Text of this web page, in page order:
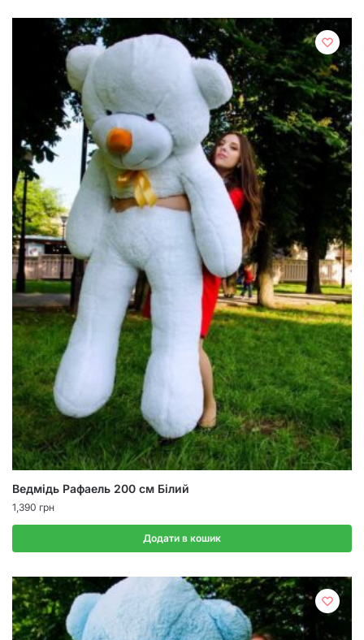
Ведмідь Рафаель 200 см Білий
1,390 грн
Додати в кошик